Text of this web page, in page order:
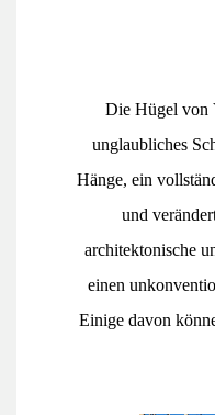
Die Hügel von
unglaubliches
Hänge, ein
und
architektonische
einen
Einige davon